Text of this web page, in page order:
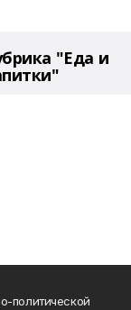
"Еда и
политической